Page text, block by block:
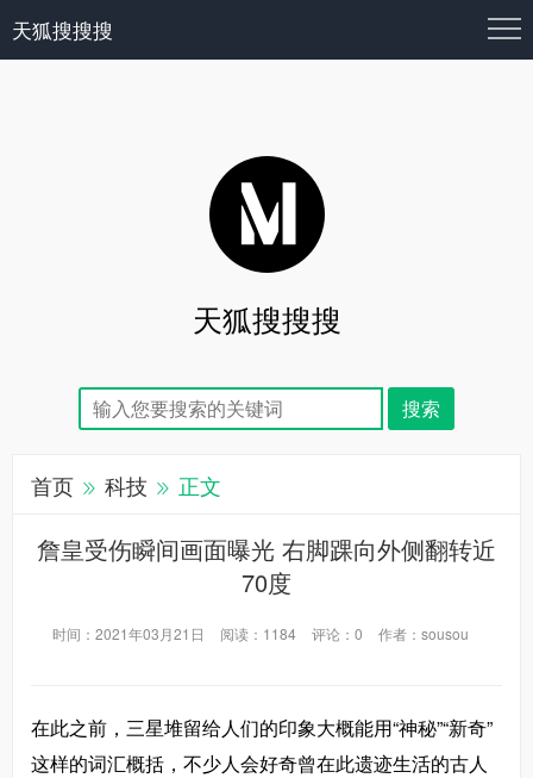
天狐搜搜搜
天狐搜搜搜
首页 科技 正文
詹皇受伤瞬间画面曝光 右脚踝向外侧翻转近
70度
时间：2021年03月21日 阅读：1184 评论：0 作者：sousou
在此之前，三星堆留给人们的印象大概能用“神秘”“新奇”
这样的词汇概括，不少人会好奇曾在此遗迹生活的古人